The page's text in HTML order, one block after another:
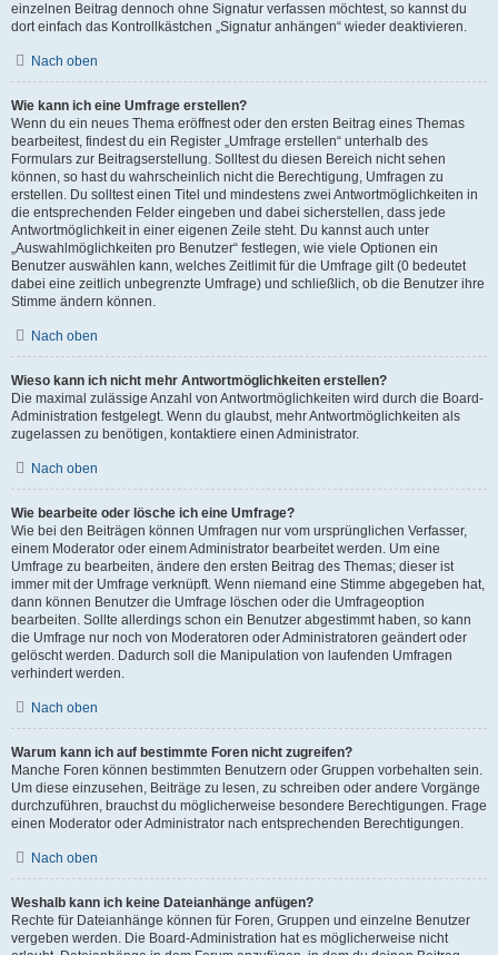
einzelnen Beitrag dennoch ohne Signatur verfassen möchtest, so kannst du
dort einfach das Kontrollkästchen „Signatur anhängen“ wieder deaktivieren.
Nach oben
Wie kann ich eine Umfrage erstellen?
Wenn du ein neues Thema eröffnest oder den ersten Beitrag eines Themas
bearbeitest, findest du ein Register „Umfrage erstellen“ unterhalb des
Formulars zur Beitragserstellung. Solltest du diesen Bereich nicht sehen
können, so hast du wahrscheinlich nicht die Berechtigung, Umfragen zu
erstellen. Du solltest einen Titel und mindestens zwei Antwortmöglichkeiten in
die entsprechenden Felder eingeben und dabei sicherstellen, dass jede
Antwortmöglichkeit in einer eigenen Zeile steht. Du kannst auch unter
„Auswahlmöglichkeiten pro Benutzer“ festlegen, wie viele Optionen ein
Benutzer auswählen kann, welches Zeitlimit für die Umfrage gilt (0 bedeutet
dabei eine zeitlich unbegrenzte Umfrage) und schließlich, ob die Benutzer ihre
Stimme ändern können.
Nach oben
Wieso kann ich nicht mehr Antwortmöglichkeiten erstellen?
Die maximal zulässige Anzahl von Antwortmöglichkeiten wird durch die Board-
Administration festgelegt. Wenn du glaubst, mehr Antwortmöglichkeiten als
zugelassen zu benötigen, kontaktiere einen Administrator.
Nach oben
Wie bearbeite oder lösche ich eine Umfrage?
Wie bei den Beiträgen können Umfragen nur vom ursprünglichen Verfasser,
einem Moderator oder einem Administrator bearbeitet werden. Um eine
Umfrage zu bearbeiten, ändere den ersten Beitrag des Themas; dieser ist
immer mit der Umfrage verknüpft. Wenn niemand eine Stimme abgegeben hat,
dann können Benutzer die Umfrage löschen oder die Umfrageoption
bearbeiten. Sollte allerdings schon ein Benutzer abgestimmt haben, so kann
die Umfrage nur noch von Moderatoren oder Administratoren geändert oder
gelöscht werden. Dadurch soll die Manipulation von laufenden Umfragen
verhindert werden.
Nach oben
Warum kann ich auf bestimmte Foren nicht zugreifen?
Manche Foren können bestimmten Benutzern oder Gruppen vorbehalten sein.
Um diese einzusehen, Beiträge zu lesen, zu schreiben oder andere Vorgänge
durchzuführen, brauchst du möglicherweise besondere Berechtigungen. Frage
einen Moderator oder Administrator nach entsprechenden Berechtigungen.
Nach oben
Weshalb kann ich keine Dateianhänge anfügen?
Rechte für Dateianhänge können für Foren, Gruppen und einzelne Benutzer
vergeben werden. Die Board-Administration hat es möglicherweise nicht